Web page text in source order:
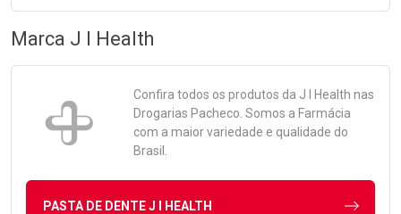
Marca J I Health
Confira todos os produtos da J I Health nas
Drogarias Pacheco. Somos a Farmácia
com a maior variedade e qualidade do
Brasil.
PASTA DE DENTE J I HEALTH